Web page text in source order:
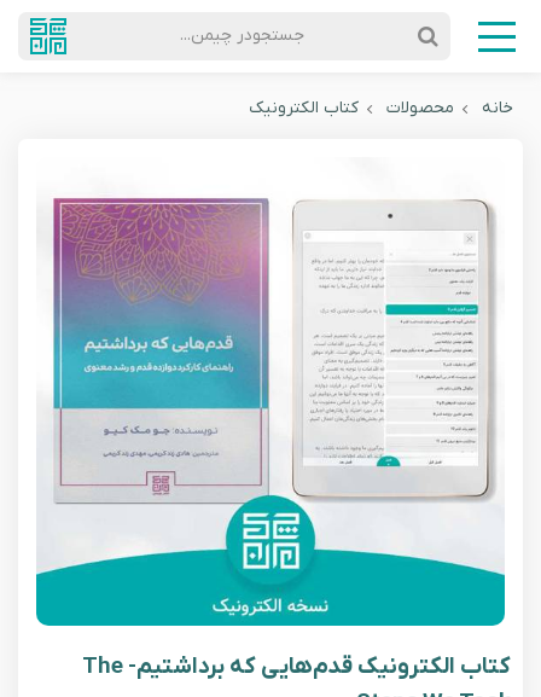
جستجودر چیمن...
خانه محصولات کتاب الکترونیک
کتاب الکترونیک قدم‌هایی که برداشتیم- The